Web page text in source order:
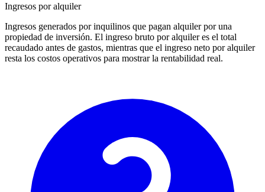
Ingresos por alquiler
Ingresos generados por inquilinos que pagan alquiler por una
propiedad de inversión. El ingreso bruto por alquiler es el total
recaudado antes de gastos, mientras que el ingreso neto por alquiler
resta los costos operativos para mostrar la rentabilidad real.